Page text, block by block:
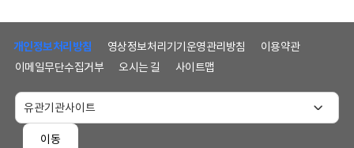
개인정보처리방침 영상정보처리기기운영관리방침
이용약관
이메일무단수집거부
오시는 길 사이트맵
이동